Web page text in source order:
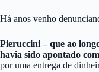
Há anos venho
Pieruccini – que ao
havia sido apontado
por uma entrega de